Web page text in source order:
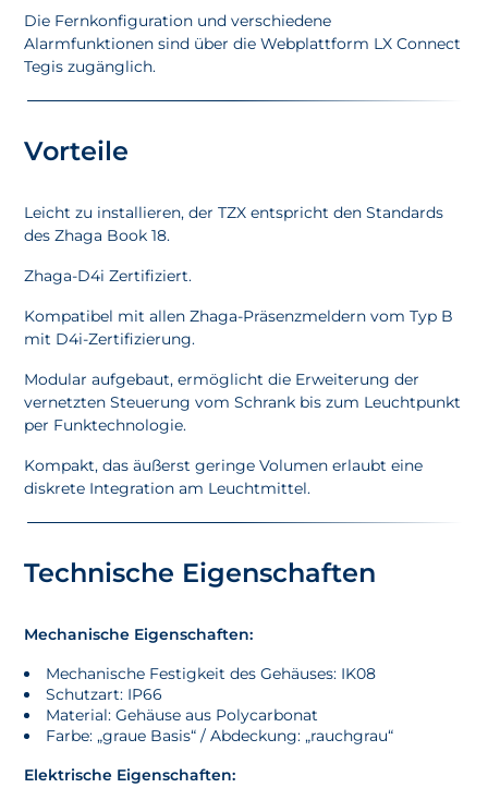
Die Fernkonfiguration und verschiedene
Alarmfunktionen sind über die Webplattform LX Connect
Tegis zugänglich.
Vorteile
Leicht zu installieren, der TZX entspricht den Standards
des Zhaga Book 18.
Zhaga-D4i Zertifiziert.
Kompatibel mit allen Zhaga-Präsenzmeldern vom Typ B
mit D4i-Zertifizierung.
Modular aufgebaut, ermöglicht die Erweiterung der
vernetzten Steuerung vom Schrank bis zum Leuchtpunkt
per Funktechnologie.
Kompakt, das äußerst geringe Volumen erlaubt eine
diskrete Integration am Leuchtmittel.
Technische Eigenschaften
Mechanische Eigenschaften:
Mechanische Festigkeit des Gehäuses: IK08
Schutzart: IP66
Material: Gehäuse aus Polycarbonat
Farbe: „graue Basis“ / Abdeckung: „rauchgrau“
Elektrische Eigenschaften: